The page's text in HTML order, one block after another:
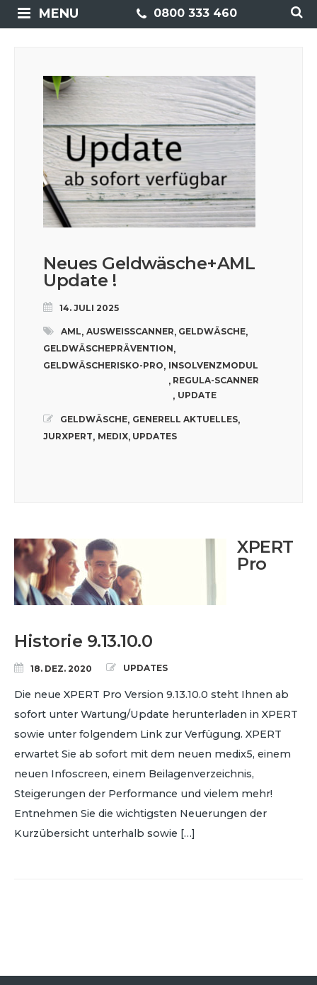
0800 333 460
MENU
Neues Geldwäsche+AML
Update !
14. JULI 2025
AML, AUSWEISSCANNER, GELDWÄSCHE,
GELDWÄSCHEPRÄVENTION,
GELDWÄSCHERISKO-PRO, INSOLVENZMODUL
, REGULA-SCANNER
, UPDATE
GELDWÄSCHE, GENERELL AKTUELLES,
JURXPERT, MEDIX, UPDATES
XPERT
Pro
Historie 9.13.10.0
18. DEZ. 2020 UPDATES
Die neue XPERT Pro Version 9.13.10.0 steht Ihnen ab
sofort unter Wartung/Update herunterladen in XPERT
sowie unter folgendem Link zur Verfügung. XPERT
erwartet Sie ab sofort mit dem neuen medix5, einem
neuen Infoscreen, einem Beilagenverzeichnis,
Steigerungen der Performance und vielem mehr!
Entnehmen Sie die wichtigsten Neuerungen der
Kurzübersicht unterhalb sowie […]